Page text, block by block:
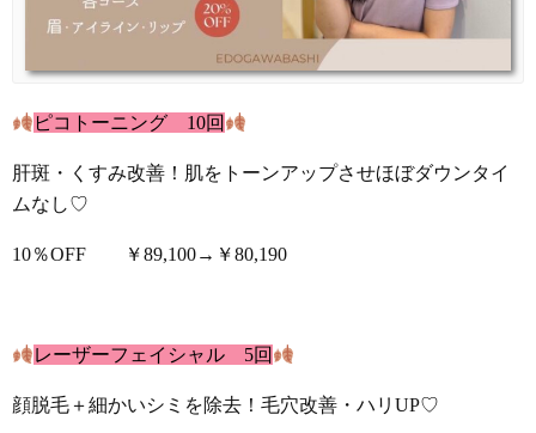
ピコトーニング 10回
肝斑・くすみ改善！肌をトーンアップさせほぼダウンタイ
ムなし♡
10％OFF ￥89,100→￥80,190
レーザーフェイシャル 5回
顔脱毛＋細かいシミを除去！毛穴改善・ハリUP♡